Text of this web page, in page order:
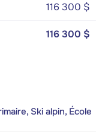
116 300 $
116 300 $
Ski alpin, École